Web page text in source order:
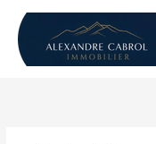
Aller
contenu